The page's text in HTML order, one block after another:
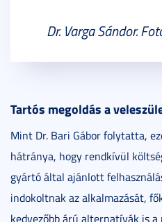
Dr. Varga Sándor.
Tartós megoldás a
Mint Dr. Bari Gábor folytatta,
hátránya, hogy rendkívül
gyártó által ajánlott
indokoltnak az alkalmazását,
kedvezőbb árú alternatívák is